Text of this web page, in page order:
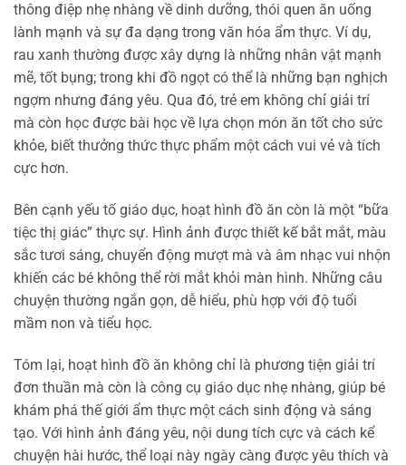
thông điệp nhẹ nhàng về dinh dưỡng, thói quen ăn uống
lành mạnh và sự đa dạng trong văn hóa ẩm thực. Ví dụ,
rau xanh thường được xây dựng là những nhân vật mạnh
mẽ, tốt bụng; trong khi đồ ngọt có thể là những bạn nghịch
ngợm nhưng đáng yêu. Qua đó, trẻ em không chỉ giải trí
mà còn học được bài học về lựa chọn món ăn tốt cho sức
khỏe, biết thưởng thức thực phẩm một cách vui vẻ và tích
cực hơn.
Bên cạnh yếu tố giáo dục, hoạt hình đồ ăn còn là một “bữa
tiệc thị giác” thực sự. Hình ảnh được thiết kế bắt mắt, màu
sắc tươi sáng, chuyển động mượt mà và âm nhạc vui nhộn
khiến các bé không thể rời mắt khỏi màn hình. Những câu
chuyện thường ngắn gọn, dễ hiểu, phù hợp với độ tuổi
mầm non và tiểu học.
Tóm lại, hoạt hình đồ ăn không chỉ là phương tiện giải trí
đơn thuần mà còn là công cụ giáo dục nhẹ nhàng, giúp bé
khám phá thế giới ẩm thực một cách sinh động và sáng
tạo. Với hình ảnh đáng yêu, nội dung tích cực và cách kể
chuyện hài hước, thể loại này ngày càng được yêu thích và